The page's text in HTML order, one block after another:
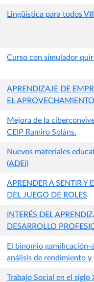
Lingüística para todos
Curso con simulador
APRENDIZAJE DE
EL
Mejora de la
CEIP Ramiro Soláns.
Nuevos materiales
(ADEi)
APRENDER A SENTIR Y
DEL JUEGO DE ROLES
INTERÉS DEL
DESARROLLO
El binomio
análisis de rendimiento y
Trabajo Social en el